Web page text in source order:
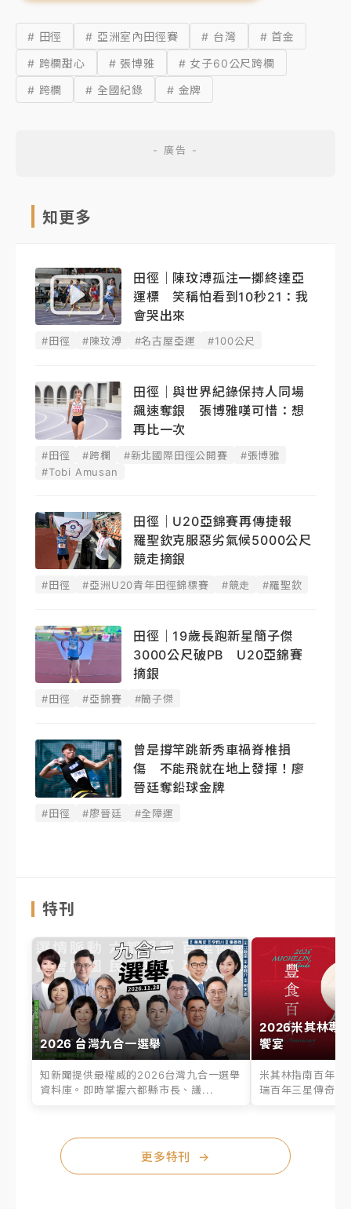
# 田徑 # 亞洲室內田徑賽 # 台灣
# 首金
# 跨欄甜心
# 張博雅
# 女子60公尺跨欄
# 跨欄
# 全國紀錄 # 金牌
知更多
田徑｜陳玟溥孤注一擲終達亞
運標 笑稱怕看到10秒21：我
會哭出來
#田徑 #陳玟溥 #名古屋亞運 #100公尺
田徑｜與世界紀錄保持人同場
飆速奪銀 張博雅嘆可惜：想
再比一次
#田徑 #跨欄 #新北國際田徑公開賽
#張博雅
#Tobi Amusan
田徑｜U20亞錦賽再傳捷報
羅聖欽克服惡劣氣候5000公尺
競走摘銀
#田徑 #亞洲U20青年田徑錦標賽 #競走 #羅聖欽
田徑｜19歲長跑新星簡子傑
3000公尺破PB U20亞錦賽
摘銀
#田徑 #亞錦賽 #簡子傑
曾是撐竿跳新秀車禍脊椎損
傷 不能飛就在地上發揮！廖
晉廷奪鉛球金牌
#田徑 #廖晉廷 #全障運
特刊
2026 台灣九合一選舉
知新聞提供最權威的2026台灣九合一選舉
資料庫。即時掌握六都縣市長、議...
2026米其林專
饗宴
米其林指南百年之
瑞百年三星傳奇、
更多特刊 →